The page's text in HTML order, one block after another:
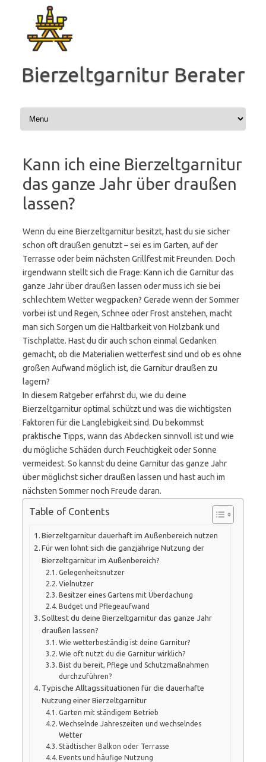
springen
Bierzeltgarnitur Berater
Kann ich eine Bierzeltgarnitur
das ganze Jahr über draußen
lassen?
Wenn du eine Bierzeltgarnitur besitzt, hast du sie sicher
schon oft draußen genutzt – sei es im Garten, auf der
Terrasse oder beim nächsten Grillfest mit Freunden. Doch
irgendwann stellt sich die Frage: Kann ich die Garnitur das
ganze Jahr über draußen lassen oder muss ich sie bei
schlechtem Wetter wegpacken? Gerade wenn der Sommer
vorbei ist und Regen, Schnee oder Frost anstehen, macht
man sich Sorgen um die Haltbarkeit von Holzbank und
Tischplatte. Hast du dir auch schon einmal Gedanken
gemacht, ob die Materialien wetterfest sind und ob es ohne
großen Aufwand möglich ist, die Garnitur draußen zu
lagern?
In diesem Ratgeber erfährst du, wie du deine
Bierzeltgarnitur optimal schützt und was die wichtigsten
Faktoren für die Langlebigkeit sind. Du bekommst
praktische Tipps, wann das Abdecken sinnvoll ist und wie
du mögliche Schäden durch Feuchtigkeit oder Sonne
vermeidest. So kannst du deine Garnitur das ganze Jahr
über möglichst sicher draußen lassen und hast auch im
nächsten Sommer noch Freude daran.
Table of Contents
Bierzeltgarnitur dauerhaft im Außenbereich nutzen
Für wen lohnt sich die ganzjährige Nutzung der
Bierzeltgarnitur im Außenbereich?
Gelegenheitsnutzer
Vielnutzer
Besitzer eines Gartens mit Überdachung
Budget und Pflegeaufwand
Solltest du deine Bierzeltgarnitur das ganze Jahr
draußen lassen?
Wie wetterbeständig ist deine Garnitur?
Wie oft nutzt du die Garnitur wirklich?
Bist du bereit, Pflege und Schutzmaßnahmen
durchzuführen?
Typische Alltagssituationen für die dauerhafte
Nutzung einer Bierzeltgarnitur
Garten mit ständigem Betrieb
Wechselnde Jahreszeiten und wechselndes
Wetter
Städtischer Balkon oder Terrasse
Events und häufige Nutzung